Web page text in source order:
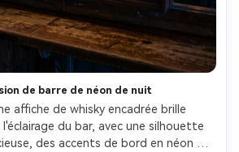
de barre de néon de nuit
affiche de whisky encadrée brille
du bar, avec une silhouette
des accents de bord en néon et